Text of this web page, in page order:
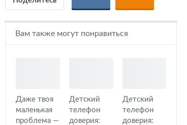
Вам также могут понравиться
Даже твоя
маленькая
проблема —
Детский
телефон
доверия:
Детский
телефон
доверия: